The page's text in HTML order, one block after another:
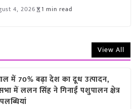
4, 2026 1 min read
View All
में 70% बढ़ा देश का दूध उत्पादन,
में ललन सिंह ने गिनाईं पशुपालन क्षेत्र